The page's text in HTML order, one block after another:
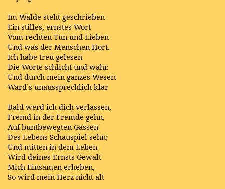
Im Walde steht geschrieben
Ein stilles, ernstes Wort
Vom rechten Tun und Lieben
Und was der Menschen Hort.
Ich habe treu gelesen
Die Worte schlicht und wahr.
Und durch mein ganzes Wesen
Ward´s unaussprechlich klar
Bald werd ich dich verlassen,
Fremd in der Fremde gehn,
Auf buntbewegten Gassen
Des Lebens Schauspiel sehn;
Und mitten in dem Leben
Wird deines Ernsts Gewalt
Mich Einsamen erheben,
So wird mein Herz nicht alt